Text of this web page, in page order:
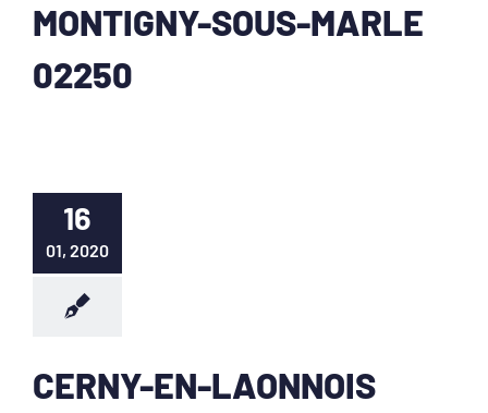
MONTIGNY-SOUS-MARLE
02250
16
01, 2020
CERNY-EN-LAONNOIS